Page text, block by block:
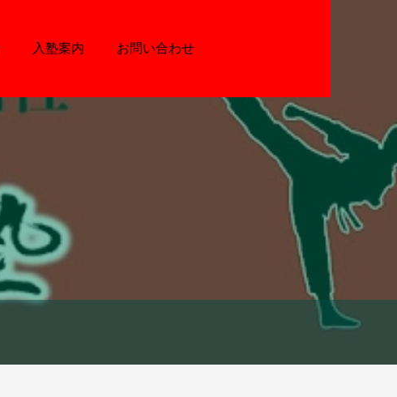
入塾案内 お問い合わせ